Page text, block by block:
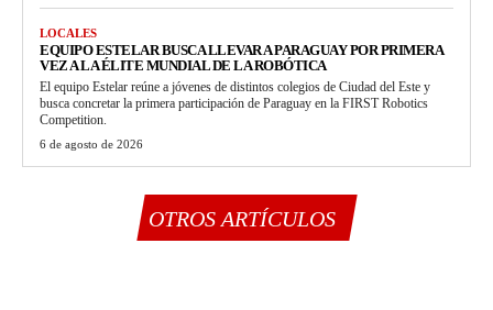
LOCALES
EQUIPO ESTELAR BUSCA LLEVAR A PARAGUAY POR PRIMERA
VEZ A LA ÉLITE MUNDIAL DE LA ROBÓTICA
El equipo Estelar reúne a jóvenes de distintos colegios de Ciudad del Este y
busca concretar la primera participación de Paraguay en la FIRST Robotics
Competition.
6 de agosto de 2026
OTROS ARTÍCULOS